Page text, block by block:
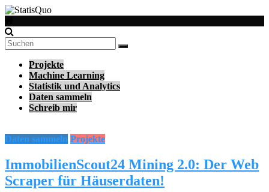
Zum
springen
StatisQuo
Science
Machine
Learning
Projekte
Machine Learning
Statistik und Analytics
Daten sammeln
Schreib mir
Daten sammeln Projekte
ImmobilienScout24 Mining 2.0: Der Web
Scraper für Häuserdaten!